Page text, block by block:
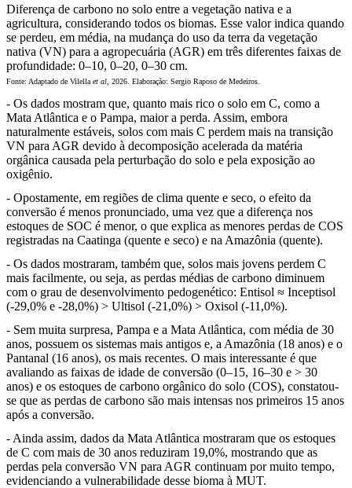
Diferença de carbono no solo entre a vegetação nativa e a
agricultura, considerando todos os biomas. Esse valor indica quando
se perdeu, em média, na mudança do uso da terra da vegetação
nativa (VN) para a agropecuária (AGR) em três diferentes faixas de
profundidade: 0–10, 0–20, 0–30 cm.
Fonte: Adaptado de Vilella et al , 2026. Elaboração: Sergio Raposo de Medeiros.
- Os dados mostram que, quanto mais rico o solo em C, como a
Mata Atlântica e o Pampa, maior a perda. Assim, embora
naturalmente estáveis, solos com mais C perdem mais na transição
VN para AGR devido à decomposição acelerada da matéria
orgânica causada pela perturbação do solo e pela exposição ao
oxigênio.
- Opostamente, em regiões de clima quente e seco, o efeito da
conversão é menos pronunciado, uma vez que a diferença nos
estoques de SOC é menor, o que explica as menores perdas de COS
registradas na Caatinga (quente e seco) e na Amazônia (quente).
- Os dados mostraram, também que, solos mais jovens perdem C
mais facilmente, ou seja, as perdas médias de carbono diminuem
com o grau de desenvolvimento pedogenético: Entisol ≈ Inceptisol
(-29,0% e -28,0%) > Ultisol (-21,0%) > Oxisol (-11,0%).
- Sem muita surpresa, Pampa e a Mata Atlântica, com média de 30
anos, possuem os sistemas mais antigos e, a Amazônia (18 anos) e o
Pantanal (16 anos), os mais recentes. O mais interessante é que
avaliando as faixas de idade de conversão (0–15, 16–30 e > 30
anos) e os estoques de carbono orgânico do solo (COS), constatou-
se que as perdas de carbono são mais intensas nos primeiros 15 anos
após a conversão.
- Ainda assim, dados da Mata Atlântica mostraram que os estoques
de C com mais de 30 anos reduziram 19,0%, mostrando que as
perdas pela conversão VN para AGR continuam por muito tempo,
evidenciando a vulnerabilidade desse bioma à MUT.